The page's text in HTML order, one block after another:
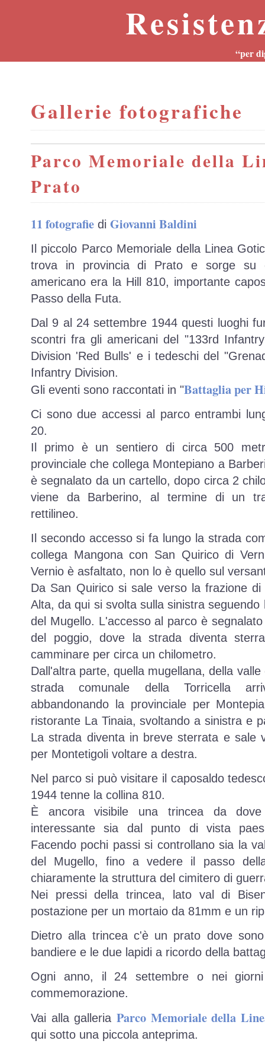
“per
Gallerie fotografiche
Parco Memoriale della
Prato
11 fotografie di Giovanni Baldini
Il piccolo Parco Memoriale della Linea
trova in provincia di Prato e sorge su
americano era la Hill 810, importante
Passo della Futa.
Dal 9 al 24 settembre 1944 questi luoghi
scontri fra gli americani del "133rd
Division 'Red Bulls' e i tedeschi del
Infantry Division.
Gli eventi sono raccontati in "Battaglia per
Ci sono due accessi al parco entrambi
20.
Il primo è un sentiero di circa 500
provinciale che collega Montepiano a
è segnalato da un cartello, dopo circa 2
viene da Barberino, al termine di un
rettilineo.
Il secondo accesso si fa lungo la strada
collega Mangona con San Quirico di
Vernio è asfaltato, non lo è quello sul
Da San Quirico si sale verso la frazione
Alta, da qui si svolta sulla sinistra
del Mugello. L'accesso al parco è
del poggio, dove la strada diventa
camminare per circa un chilometro.
Dall'altra parte, quella mugellana, della
strada comunale della Torricella
abbandonando la provinciale per
ristorante La Tinaia, svoltando a sinistra e
La strada diventa in breve sterrata e sale
per Montetigoli voltare a destra.
Nel parco si può visitare il caposaldo
1944 tenne la collina 810.
È ancora visibile una trincea da
interessante sia dal punto di vista
Facendo pochi passi si controllano sia la
del Mugello, fino a vedere il passo
chiaramente la struttura del cimitero di
Nei pressi della trincea, lato val di
postazione per un mortaio da 81mm e un
Dietro alla trincea c'è un prato dove
bandiere e le due lapidi a ricordo della
Ogni anno, il 24 settembre o nei
commemorazione.
Vai alla galleriaParco Memoriale della
qui sotto una piccola anteprima.